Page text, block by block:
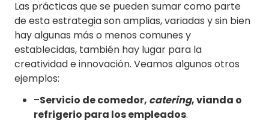
Las prácticas que se pueden sumar como parte
de esta estrategia son amplias, variadas y sin bien
hay algunas más o menos comunes y
establecidas, también hay lugar para la
creatividad e innovación. Veamos algunos otros
ejemplos:
–Servicio de comedor, catering, vianda o
refrigerio para los empleados.